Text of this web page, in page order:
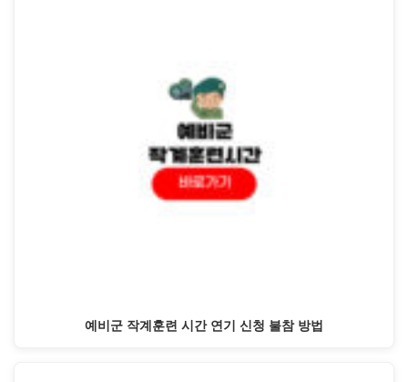
예비군 작계훈련 시간 연기 신청 불참 방법